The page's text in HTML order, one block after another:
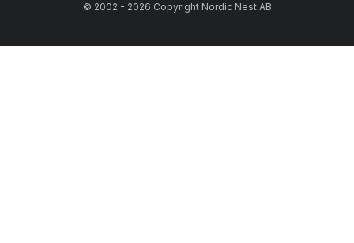
© 2002 - 2026 Copyright Nordic Nest AB